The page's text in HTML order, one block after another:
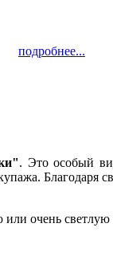
подробнее...
. Это особый
очень светлую